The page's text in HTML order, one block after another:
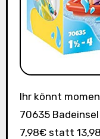
Ihr könnt momentan die PLAYMOBIL 1.2.3 Aqua
70635
7,98€ statt